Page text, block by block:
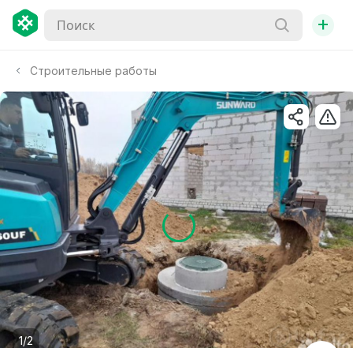
+
Строительные работы
1/2